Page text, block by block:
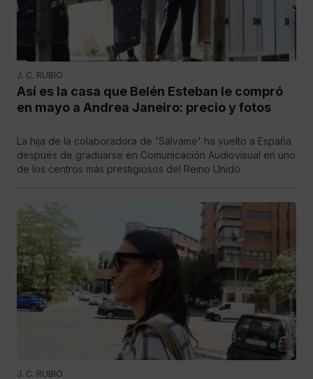
J. C. RUBIO
Así es la casa que Belén Esteban le compró
en mayo a Andrea Janeiro: precio y fotos
La hija de la colaboradora de 'Sálvame' ha vuelto a España
después de graduarse en Comunicación Audiovisual en uno
de los centros más prestigiosos del Reino Unido
J. C. RUBIO